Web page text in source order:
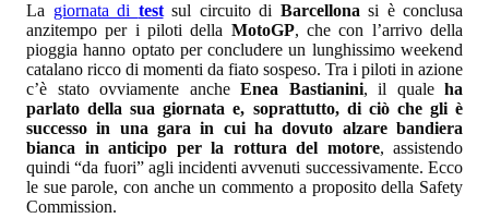
La giornata di test sul circuito di Barcellona si è conclusa
anzitempo per i piloti della MotoGP, che con l’arrivo della
pioggia hanno optato per concludere un lunghissimo weekend
catalano ricco di momenti da fiato sospeso. Tra i piloti in azione
c’è stato ovviamente anche Enea Bastianini, il quale ha
parlato della sua giornata e, soprattutto, di ciò che gli è
successo in una gara in cui ha dovuto alzare bandiera
bianca in anticipo per la rottura del motore, assistendo
quindi “da fuori” agli incidenti avvenuti successivamente. Ecco
le sue parole, con anche un commento a proposito della Safety
Commission.